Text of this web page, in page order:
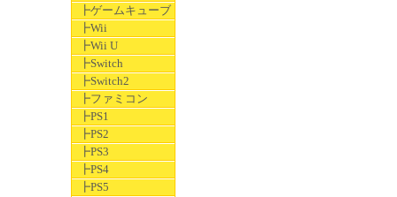
┣ゲームキューブ
┣Wii
┣Wii U
┣Switch
┣Switch2
┣ファミコン
┣PS1
┣PS2
┣PS3
┣PS4
┣PS5